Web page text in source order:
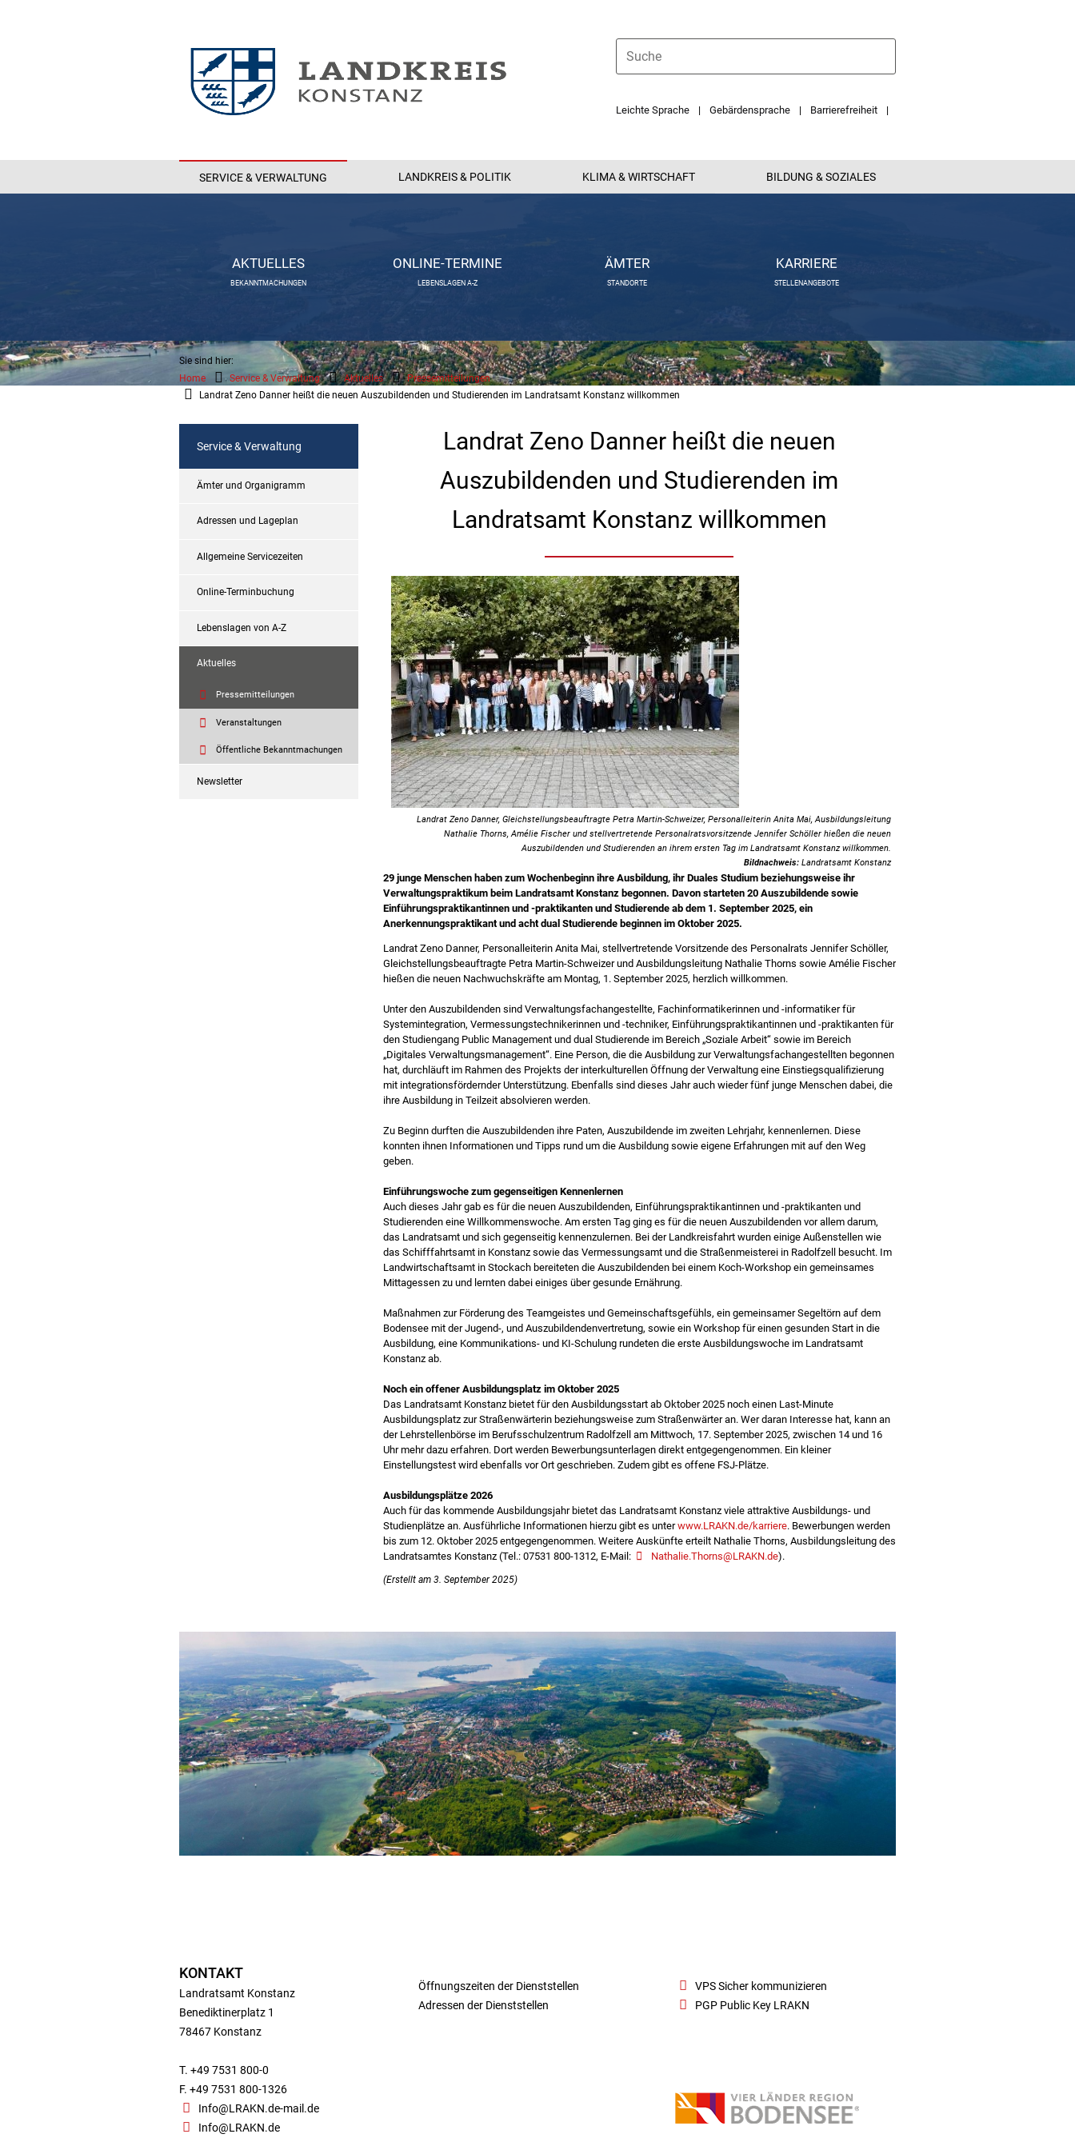
Leichte Sprache Gebärdensprache Barrierefreiheit
SERVICE & VERWALTUNG LANDKREIS & POLITIK KLIMA & WIRTSCHAFT BILDUNG & SOZIALES
AKTUELLES
BEKANNTMACHUNGEN
ONLINE-TERMINE
LEBENSLAGEN A-Z
ÄMTER
STANDORTE
KARRIERE
STELLENANGEBOTE
Sie sind hier:
Home
Service & Verwaltung Aktuelles
Pressemitteilungen
Landrat Zeno Danner heißt die neuen Auszubildenden und Studierenden im Landratsamt Konstanz willkommen
Service & Verwaltung
Ämter und Organigramm
Adressen und Lageplan
Allgemeine Servicezeiten
Online-Terminbuchung
Lebenslagen von A-Z
Aktuelles
Pressemitteilungen
Veranstaltungen
Öffentliche Bekanntmachungen
Newsletter
Landrat Zeno Danner heißt die neuen
Auszubildenden und Studierenden im
Landratsamt Konstanz willkommen
Landrat Zeno Danner, Gleichstellungsbeauftragte Petra Martin-Schweizer, Personalleiterin Anita Mai, Ausbildungsleitung
Nathalie Thorns, Amélie Fischer und stellvertretende Personalratsvorsitzende Jennifer Schöller hießen die neuen
Auszubildenden und Studierenden an ihrem ersten Tag im Landratsamt Konstanz willkommen.
Bildnachweis:Landratsamt Konstanz
29 junge Menschen haben zum Wochenbeginn ihre Ausbildung, ihr Duales Studium beziehungsweise ihr
Verwaltungs­praktikum beim Landratsamt Konstanz begonnen. Davon starteten 20 Auszubildende sowie
Einführungspraktikantinnen und -praktikanten und Studierende ab dem 1. September 2025, ein
Anerkennungspraktikant und acht dual Studierende beginnen im Oktober 2025.
Landrat Zeno Danner, Personalleiterin Anita Mai, stellvertretende Vorsitz­ende des Personalrats Jennifer Schöller,
Gleichstellungsbeauftragte Petra Martin-Schweizer und Ausbildungsleitung Nathalie Thorns sowie Amélie Fischer
hießen die neuen Nachwuchskräfte am Montag, 1. September 2025, herzlich willkommen.
Unter den Auszubildenden sind Verwaltungsfachangestellte, Fachinforma­tikerinnen und -informatiker für
Systemintegration, Vermessungstechniker­innen und -techniker, Einführungspraktikantinnen und -praktikanten für
den Studiengang Public Management und dual Studierende im Bereich „Soziale Arbeit“ sowie im Bereich
„Digitales Verwaltungsmanagement“. Eine Person, die die Ausbildung zur Verwaltungsfachangestellten begonnen
hat, durchläuft im Rahmen des Projekts der interkulturellen Öffnung der Ver­waltung eine Einstiegsqualifizierung
mit integrationsfördernder Unter­stützung. Ebenfalls sind dieses Jahr auch wieder fünf junge Menschen dabei, die
ihre Ausbildung in Teilzeit absolvieren werden.
Zu Beginn durften die Auszubildenden ihre Paten, Auszubildende im zweiten Lehrjahr, kennenlernen. Diese
konnten ihnen Informationen und Tipps rund um die Ausbildung sowie eigene Erfahrungen mit auf den Weg
geben.
Einführungswoche zum gegenseitigen Kennenlernen
Auch dieses Jahr gab es für die neuen Auszubildenden, Einführungsprakti­kantinnen und -praktikanten und
Studierenden eine Willkommenswoche. Am ersten Tag ging es für die neuen Auszubildenden vor allem darum,
das Landratsamt und sich gegenseitig kennenzulernen. Bei der Landkreisfahrt wurden einige Außenstellen wie
das Schifffahrtsamt in Konstanz sowie das Vermessungsamt und die Straßenmeisterei in Radolfzell besucht. Im
Land­wirtschaftsamt in Stockach bereiteten die Auszubildenden bei einem Koch-Workshop ein gemeinsames
Mittagessen zu und lernten dabei einiges über gesunde Ernährung.
Maßnahmen zur Förderung des Teamgeistes und Gemeinschaftsgefühls, ein gemeinsamer Segeltörn auf dem
Bodensee mit der Jugend-, und Auszubil­dendenvertretung, sowie ein Workshop für einen gesunden Start in die
Ausbildung, eine Kommunikations- und KI-Schulung rundeten die erste Ausbildungswoche im Landratsamt
Konstanz ab.
Noch ein offener Ausbildungsplatz im Oktober 2025
Das Landratsamt Konstanz bietet für den Ausbildungsstart ab Oktober 2025 noch einen Last-Minute
Ausbildungsplatz zur Straßenwärterin beziehungs­weise zum Straßenwärter an. Wer daran Interesse hat, kann an
der Lehr­stellenbörse im Berufsschulzentrum Radolfzell am Mittwoch, 17. Septem­ber 2025, zwischen 14 und 16
Uhr mehr dazu erfahren. Dort werden Bewer­bungsunterlagen direkt entgegengenommen. Ein kleiner
Einstellungstest wird ebenfalls vor Ort geschrieben. Zudem gibt es offene FSJ-Plätze.
Ausbildungsplätze 2026
Auch für das kommende Ausbildungsjahr bietet das Landratsamt Konstanz viele attraktive Ausbildungs- und
Studienplätze an. Ausführliche Informatio­nen hierzu gibt es unterwww.LRAKN.de/karriere. Bewerbungen werden
bis zum 12. Oktober 2025 entgegengenommen. Weitere Auskünfte erteilt Nathalie Thorns, Ausbildungsleitung des
Landratsamtes Konstanz (Tel.: 07531 800-1312, E-Mail:
Nathalie.Thorns@LRAKN.de).
(Erstellt am 3. September 2025)
KONTAKT
Landratsamt Konstanz
Benediktinerplatz 1
78467 Konstanz
T. +49 7531 800-0
F. +49 7531 800-1326
Info@LRAKN.de-mail.de
Info@LRAKN.de
Öffnungszeiten der Dienststellen
Adressen der Dienststellen
VPS Sicher kommunizieren
PGP Public Key LRAKN